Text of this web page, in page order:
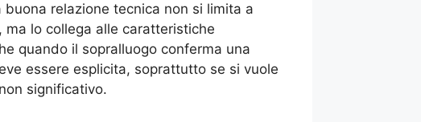
relazione tecnica non si limita a
ma lo collega alle caratteristiche
quando il sopralluogo conferma una
essere esplicita, soprattutto se si vuole
significativo.